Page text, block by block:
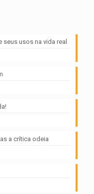
usos na vida real
a crítica odeia